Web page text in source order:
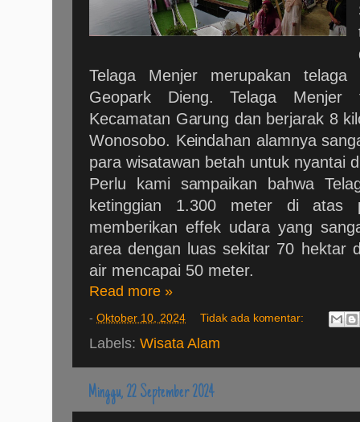
Telaga Menjer merupakan
Geopark Dieng. Telaga
Kecamatan Garung dan berjarak 8
Wonosobo. Keindahan alamnya
para wisatawan betah untuk nyantai
Perlu kami sampaikan bahwa
ketinggian 1.300 meter di atas
memberikan effek udara yang
area dengan luas sekitar 70 hektar
air mencapai 50 meter.
Read more »
- Oktober 10, 2024 Tidak ada komentar:
Labels: Wisata Alam
Minggu, 22 September 2024